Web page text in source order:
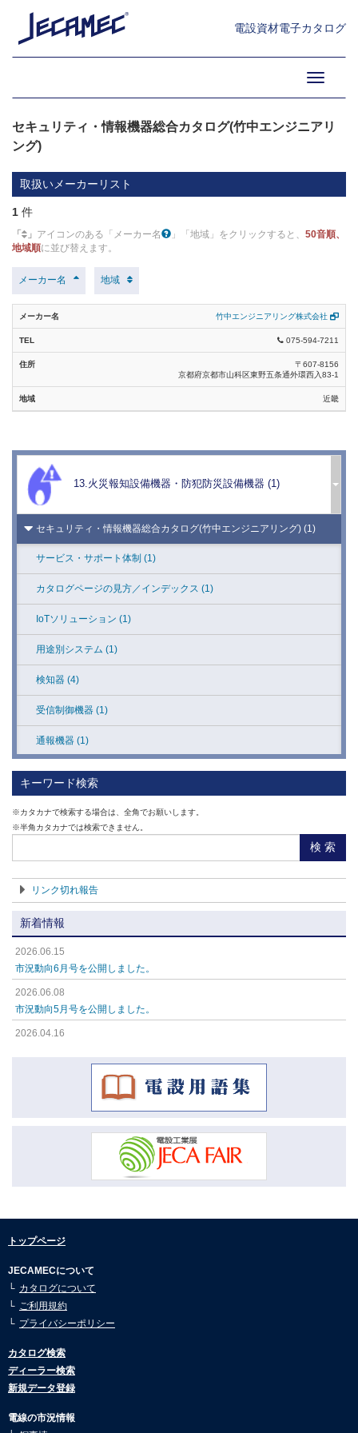
電設資材電子カタログ
Toggle
13.火災報知設備機器・防犯防
防災機器 (19)
エンジニアリング) (1)
サービス・サポート体制 (1)
カタログページの見方／インデックス (1)
IoTソリューション (1)
用途別システム (1)
検知器 (4)
受信制御機器 (1)
通報機器 (1)
警報器 (1)
報知器 (1)
人感・音感ライト (1)
人感音感スイッチ (1)
防御機器/ネット防御機器 (6)
ヘルスケア用システム機器 (6)
温度監視システム (1)
自動ドア・シャッター制御用システム機器
(1)
車輌・道路・交通・駐車乗用システム (1)
その他情報・制御用システム機器 (1)
機器別システム事例集 (1)
キーワード検索
※カタカナで検索する場合は、全角でお願いします。
※半角カタカナでは検索できません。
リンク切れ報告
セキュリティ・情報機器総合カタログ(竹中エンジニアリ
ング)
取扱いメーカーリスト
1 件
「 」 アイコンのある「メーカー名 」「地域」をクリックすると、 50音順、
地域順に並び替えます。
メーカー名 地域
竹中エンジニアリング株式会社
075-594-7211
〒607-8156
京都府京都市山科区東野五条通外環西入83-1
近畿
13.火災報知設備機器・防犯防災設備機器 (1)
総合カタログ2023（ニッタン） (1)
火災報知設備機器23-24（ホーチキ） (1)
自動火災報知設備総合カタログ23-24年度版（能美防災） (1)
セキュリティシステム総合カタログ2021-2022（アツミ電気） (1)
防災機器 (19)
セキュリティ設備機器22-23（ホーチキ） (1)
セキュリティ・情報機器総合カタログ(竹中エンジニアリング) (1)
サービス・サポート体制 (1)
カタログページの見方／インデックス (1)
IoTソリューション (1)
用途別システム (1)
検知器 (4)
受信制御機器 (1)
通報機器 (1)
警報器 (1)
人感スピーカー (1)
人感・音感ライト (1)
人感音感スイッチ (1)
防犯ライト (1)
ホーミーグッズ (1)
多重伝送機器 (4)
出入管理機器 (8)
ヘルスケア用システム機器 (6)
温度監視システム (1)
保安システム機器 (1)
車輌・道路・交通・駐車乗用システム (1)
環境保全機器 (1)
その他情報・制御用システム機器 (1)
総合カタログ第14版(アート) (1)
キーワード検索
※カタカナで検索する場合は、全角でお願いします。
※半角カタカナでは検索できません。
検 索
リンク切れ報告
新着情報
2026.06.15
市況動向6月号を公開しました。
2026.06.08
市況動向5月号を公開しました。
2026.04.16
市況動向3月号を公開しました。
市況動向2月号を公開しました。
市況動向1月号を公開しました。
2026.01.08
2026.01.08
市況動向10月号を公開しました。
2026.01.08
2026.01.08
市況動向8月号を公開しました。
市況動向7月号を公開しました。
トップページ
JECAMECについて
カタログについて
ご利用規約
プライバシーポリシー
カタログ検索
ディーラー検索
新規データ登録
電線の市況情報